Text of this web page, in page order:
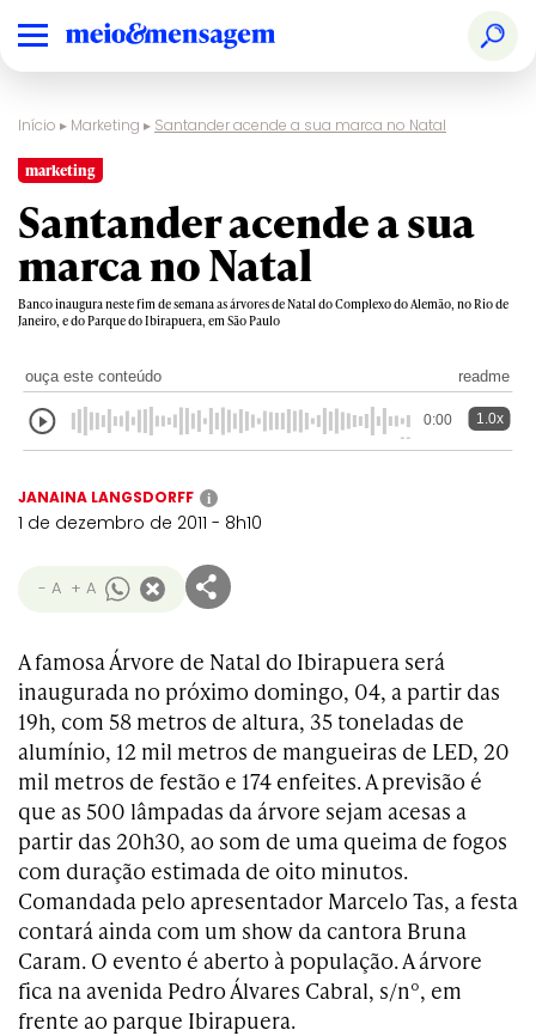
Início ▸ Marketing ▸ Santander acende a sua marca no Natal
marketing
Santander acende a sua
marca no Natal
Banco inaugura neste fim de semana as árvores de Natal do Complexo do Alemão, no Rio de
Janeiro, e do Parque do Ibirapuera, em São Paulo
ouça este conteúdo readme
0:00 1.0x
JANAINA LANGSDORFF i
1 de dezembro de 2011 - 8h10
- A + A
A famosa Árvore de Natal do Ibirapuera será
inaugurada no próximo domingo, 04, a partir das
19h, com 58 metros de altura, 35 toneladas de
alumínio, 12 mil metros de mangueiras de LED, 20
mil metros de festão e 174 enfeites. A previsão é
que as 500 lâmpadas da árvore sejam acesas a
partir das 20h30, ao som de uma queima de fogos
com duração estimada de oito minutos.
Comandada pelo apresentador Marcelo Tas, a festa
contará ainda com um show da cantora Bruna
Caram. O evento é aberto à população. A árvore
fica na avenida Pedro Álvares Cabral, s/nº, em
frente ao parque Ibirapuera.